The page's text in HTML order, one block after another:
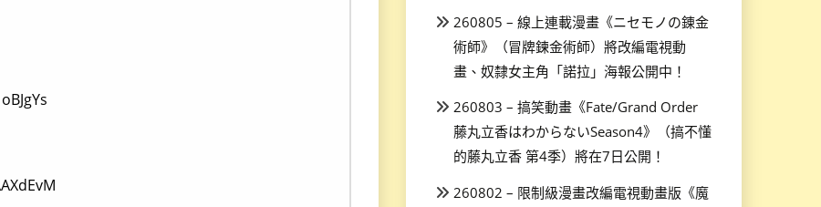
260805 – 線上連載漫畫《ニセモノの錬金
術師》（冒牌鍊金術師）將改編電視動
畫、奴隸女主角「諾拉」海報公開中！
260803 – 搞笑動畫《Fate/Grand Order
藤丸立香はわからないSeason4》（搞不懂
的藤丸立香 第4季）將在7日公開！
260802 – 限制級漫畫改編電視動畫版《魔